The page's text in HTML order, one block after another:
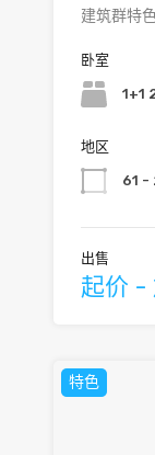
建筑群特
卧室
1+1
地区
61 -
出售
起价 -
特色